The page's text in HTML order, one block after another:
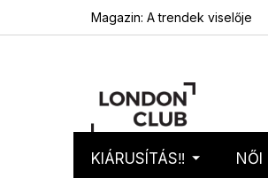
Magazin: A trendek viselője
KIÁRUSÍTÁS‼️ NŐI